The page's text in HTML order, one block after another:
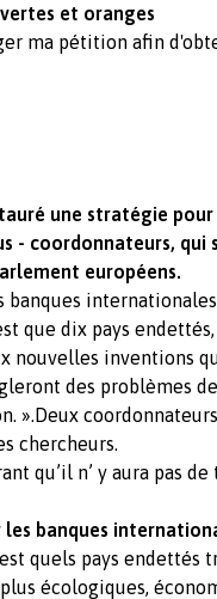
et oranges
ma pétition afin
une stratégie
- coordonnateurs, qui
européens.
internationales,
que dix pays
nouvelles inventions
des problèmes
».Deux
chercheurs.
qu’il n’ y aura pas
banques
quels pays endettés
écologiques,